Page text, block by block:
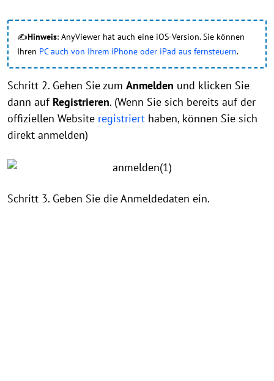
✍Hinweis: AnyViewer hat auch eine iOS-Version. Sie können
Ihren PC auch von Ihrem iPhone oder iPad aus fernsteuern.
Schritt 2. Gehen Sie zum Anmelden und klicken Sie
dann auf Registrieren. (Wenn Sie sich bereits auf der
offiziellen Website registriert haben, können Sie sich
direkt anmelden)
Schritt 3. Geben Sie die Anmeldedaten ein.